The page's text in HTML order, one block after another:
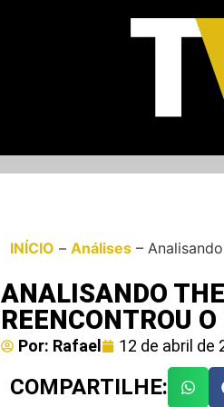
INÍCIO – Análises –
ANALISANDO
REENCONTROU
Por: Rafael 12 de abril de
COMPARTILHE: